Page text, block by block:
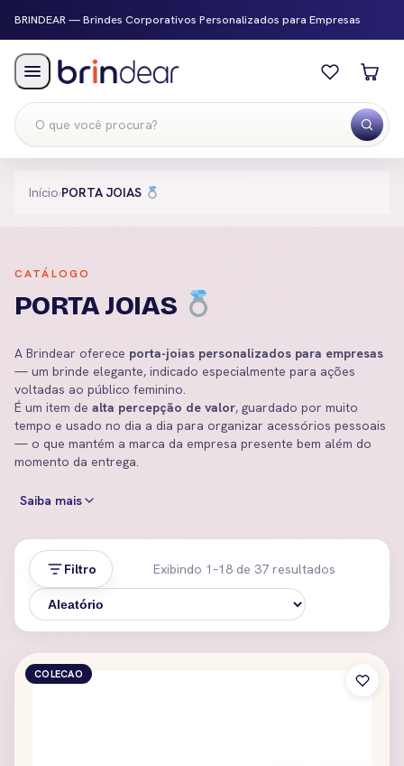
BRINDEAR — Brindes Corporativos Personalizados para Empresas
Menu
Início›PORTA JOIAS
CATÁLOGO
PORTA JOIAS
A Brindear oferece porta-joias personalizados para empresas
— um brinde elegante, indicado especialmente para ações
voltadas ao público feminino.
É um item de alta percepção de valor, guardado por muito
tempo e usado no dia a dia para organizar acessórios pessoais
— o que mantém a marca da empresa presente bem além do
momento da entrega.
Saiba mais
Filtro Exibindo 1–18 de 37 resultados
COLECAO